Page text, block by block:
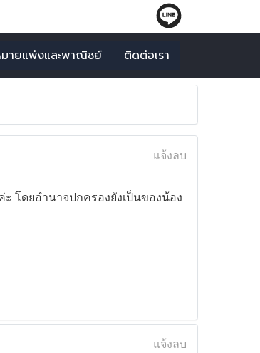
ายแพ่งและพาณิชย์ ติดต่อเรา
แจ้งลบ
โดยอำนาจปกครองยังเป็นของน้อง
แจ้งลบ